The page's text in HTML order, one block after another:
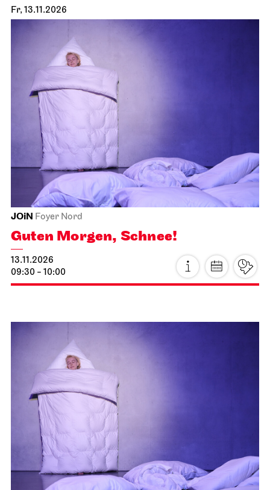
Fr, 13.11.2026
JOiN Foyer Nord
Guten Morgen, Schnee!
13.11.2026
09:30 - 10:00